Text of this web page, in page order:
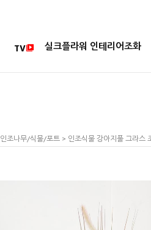
TV 실크플라워 인테리어조화
인조나무/식물/포트 > 인조식물 강아지풀 그라스